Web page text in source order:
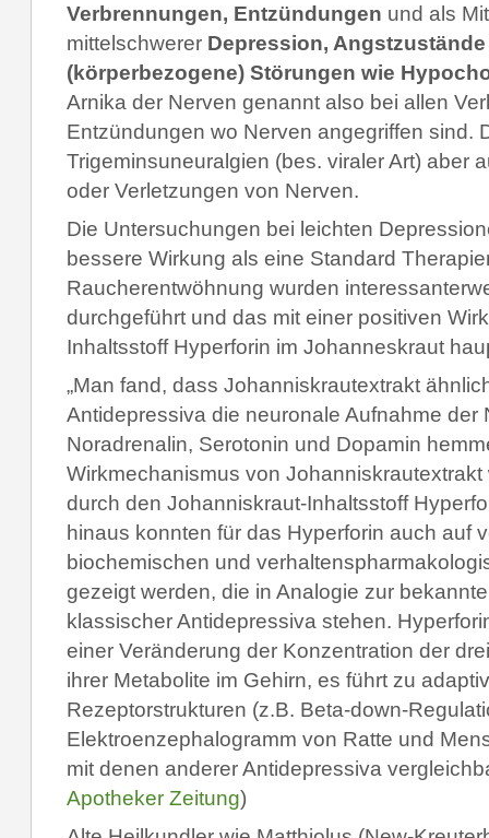
Verbrennungen, Entzündungen und als
mittelschwerer Depression,
(körperbezogene) Störungen wie
Arnika der Nerven genannt also bei allen
Entzündungen wo Nerven angegriffen sind.
Trigeminsuneuralgien (bes. viraler Art) aber
oder Verletzungen von Nerven.
Die Untersuchungen bei leichten
bessere Wirkung als eine Standard
Raucherentwöhnung wurden
durchgeführt und das mit einer positiven
Inhaltsstoff Hyperforin im Johanneskraut
„Man fand, dass Johanniskrautextrakt
Antidepressiva die neuronale Aufnahme der
Noradrenalin, Serotonin und Dopamin
Wirkmechanismus von
durch den Johanniskraut-Inhaltsstoff
hinaus konnten für das Hyperforin auch auf
biochemischen und
gezeigt werden, die in Analogie zur
klassischer Antidepressiva stehen.
einer Veränderung der Konzentration der
ihrer Metabolite im Gehirn, es führt zu
Rezeptorstrukturen (z.B. Beta-down-
Elektroenzephalogramm von Ratte und
mit denen anderer Antidepressiva
Apotheker Zeitung)